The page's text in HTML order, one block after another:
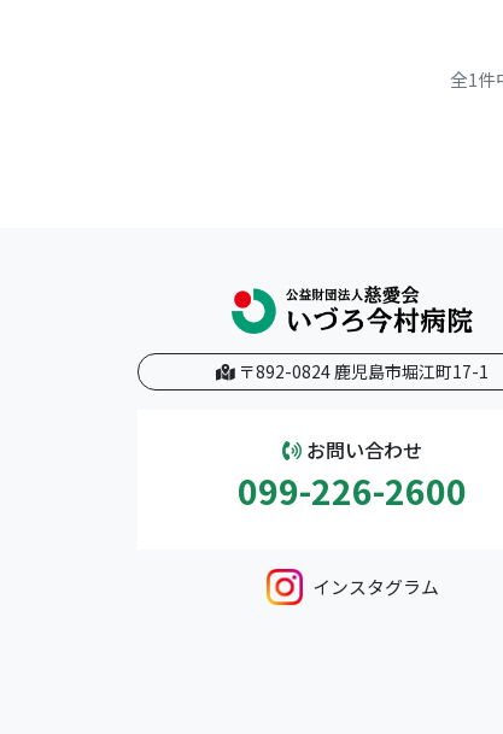
全1件
〒892-0824 鹿児島市堀江町17-1
お問い合わせ
099-226-2600
インスタグラム